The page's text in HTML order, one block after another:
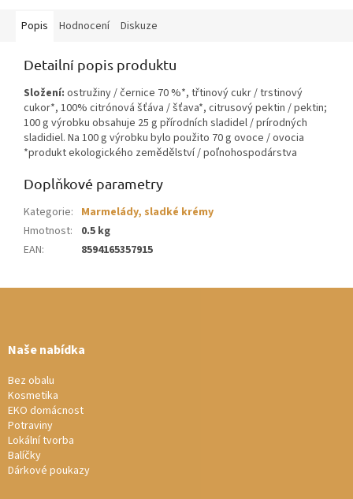
Popis Hodnocení Diskuze
Detailní popis produktu
Složení: ostružiny / černice 70 %*, třtinový cukr / trstinový
cukor*, 100% citrónová šťáva / šťava*, citrusový pektin / pektin;
100 g výrobku obsahuje 25 g přírodních sladidel / prírodných
sladidiel. Na 100 g výrobku bylo použito 70 g ovoce / ovocia
*produkt ekologického zemědělství / poľnohospodárstva
Doplňkové parametry
Kategorie: Marmelády, sladké krémy
Hmotnost:
0.5 kg
EAN: 8594165357915
Naše nabídka
Bez obalu
Kosmetika
EKO domácnost
Potraviny
Lokální tvorba
Balíčky
Dárkové poukazy